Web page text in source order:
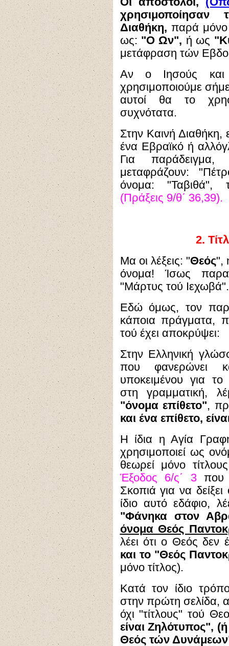
Διαθήκη, παρά μόνο
ως: "Ο Ων", ή ως
μετάφραση τών
Αν ο Ιησούς και
χρησιμοποιούμε
αυτοί θα το
συχνότατα.
Στην Καινή Διαθήκη,
ένα Εβραϊκό ή
Για
μεταφράζουν:
όνομα: "Ταβιθά",
(Πράξεις 9/θ΄ 36,39).
2.
Μα οι λέξεις: "Θεός",
όνομα! Ίσως
"Μάρτυς τού Ιεχωβά".
Εδώ όμως, τον
κάποια πράγματα,
τού έχει αποκρύψει:
Στην Ελληνική
που φανερώνει
υποκειμένου για το
στη γραμματική,
"όνομα επίθετο",
και ένα επίθετο,
Η ίδια η Αγία
χρησιμοποιεί ως
θεωρεί μόνο
Έξοδος 6/ς΄ 3που
Σκοπιά για να
ίδιο αυτό εδάφιο,
"Φάνηκα στον
όνομα Θεός
λέει ότι ο Θεός δεν
και το "Θεός
μόνο τίτλος).
Κατά τον ίδιο
στην πρώτη σελίδα,
όχι "τίτλους" τού
είναι Ζηλότυπος",
Θεός τών